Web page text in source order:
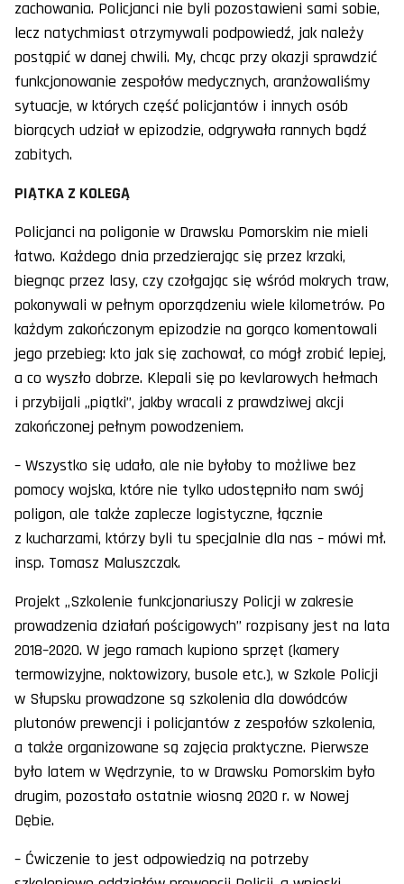
zachowania. Policjanci nie byli pozostawieni sami sobie,
lecz natychmiast otrzymywali podpowiedź, jak należy
postąpić w danej chwili. My, chcąc przy okazji sprawdzić
funkcjonowanie zespołów medycznych, aranżowaliśmy
sytuacje, w których część policjantów i innych osób
biorących udział w epizodzie, odgrywała rannych bądź
zabitych.
PIĄTKA Z KOLEGĄ
Policjanci na poligonie w Drawsku Pomorskim nie mieli
łatwo. Każdego dnia przedzierając się przez krzaki,
biegnąc przez lasy, czy czołgając się wśród mokrych traw,
pokonywali w pełnym oporządzeniu wiele kilometrów. Po
każdym zakończonym epizodzie na gorąco komentowali
jego przebieg: kto jak się zachował, co mógł zrobić lepiej,
a co wyszło dobrze. Klepali się po kevlarowych hełmach
i przybijali „piątki”, jakby wracali z prawdziwej akcji
zakończonej pełnym powodzeniem.
– Wszystko się udało, ale nie byłoby to możliwe bez
pomocy wojska, które nie tylko udostępniło nam swój
poligon, ale także zaplecze logistyczne, łącznie
z kucharzami, którzy byli tu specjalnie dla nas – mówi mł.
insp. Tomasz Maluszczak.
Projekt „Szkolenie funkcjonariuszy Policji w zakresie
prowadzenia działań pościgowych” rozpisany jest na lata
2018–2020. W jego ramach kupiono sprzęt (kamery
termowizyjne, noktowizory, busole etc.), w Szkole Policji
w Słupsku prowadzone są szkolenia dla dowódców
plutonów prewencji i policjantów z zespołów szkolenia,
a także organizowane są zajęcia praktyczne. Pierwsze
było latem w Wędrzynie, to w Drawsku Pomorskim było
drugim, pozostało ostatnie wiosną 2020 r. w Nowej
Dębie.
– Ćwiczenie to jest odpowiedzią na potrzeby